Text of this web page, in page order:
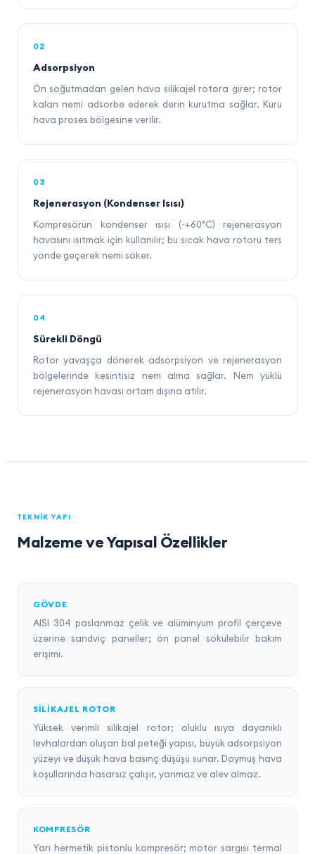
02
Adsorpsiyon
Ön soğutmadan gelen hava silikajel rotora girer; rotor
kalan nemi adsorbe ederek derin kurutma sağlar. Kuru
hava proses bölgesine verilir.
03
Rejenerasyon (Kondenser Isısı)
Kompresörün kondenser ısısı (~+60°C) rejenerasyon
havasını ısıtmak için kullanılır; bu sıcak hava rotoru ters
yönde geçerek nemi söker.
04
Sürekli Döngü
Rotor yavaşça dönerek adsorpsiyon ve rejenerasyon
bölgelerinde kesintisiz nem alma sağlar. Nem yüklü
rejenerasyon havası ortam dışına atılır.
TEKNIK YAPI
Malzeme ve Yapısal Özellikler
GÖVDE
AISI 304 paslanmaz çelik ve alüminyum profil çerçeve
üzerine sandviç paneller; ön panel sökülebilir bakım
erişimi.
SILIKAJEL ROTOR
Yüksek verimli silikajel rotor; oluklu ısıya dayanıklı
levhalardan oluşan bal peteği yapısı, büyük adsorpsiyon
yüzeyi ve düşük hava basınç düşüşü sunar. Doymuş hava
koşullarında hasarsız çalışır, yanmaz ve alev almaz.
KOMPRESÖR
Yarı hermetik pistonlu kompresör; motor sargısı termal